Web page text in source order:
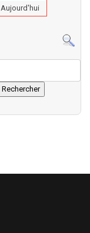
Aujourd'hui